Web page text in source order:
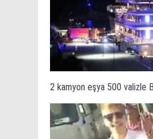
2 kamyon eşya 500 valizle